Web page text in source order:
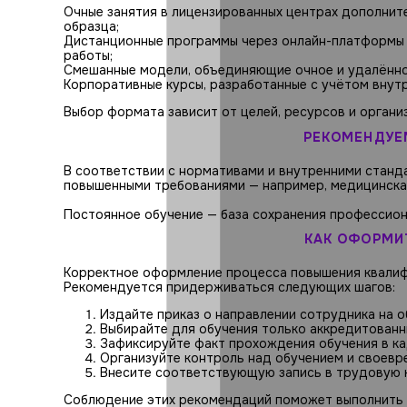
Очные занятия в лицензированных центрах
образца;
Дистанционные программы через онлайн-
работы;
Смешанные модели, объединяющие очное и
Корпоративные курсы, разработанные с учётом
Выбор формата зависит от целей, ресурсов и
В соответствии с нормативами и внутренними
повышенными требованиями — например,
Постоянное обучение — база сохранения
КАК
Корректное оформление процесса повышения
Рекомендуется придерживаться следующих шагов:
Издайте приказ о направлении сотрудника на
Выбирайте для обучения только
Зафиксируйте факт прохождения обучения в
Организуйте контроль над обучением и
Внесите соответствующую запись в трудовую
Соблюдение этих рекомендаций поможет выполнить